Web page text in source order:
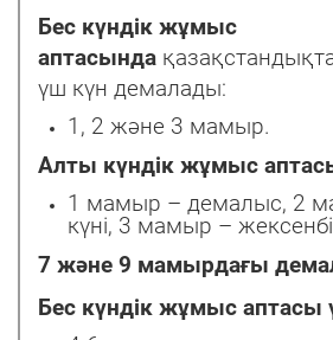
Бес күндік жұмыс
аптасында
үш күн демалады:
1, 2 және 3 мамыр.
Алты күндік жұмыс
1 мамыр – демалыс, 2
күні, 3 мамыр –
7 және 9 мамырдағы
Бес күндік жұмыс аптасы